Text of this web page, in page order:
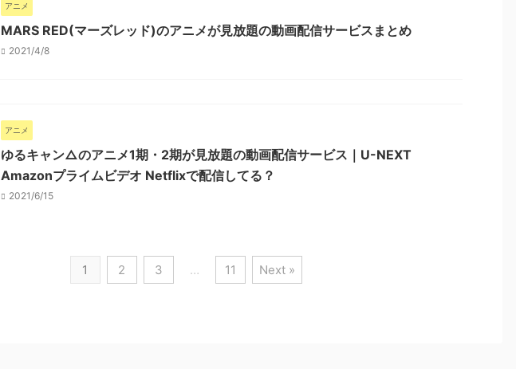
アニメ
MARS RED(マーズレッド)のアニメが見放題の動画配信サービスまとめ
2021/4/8
アニメ
ゆるキャン△のアニメ1期・2期が見放題の動画配信サービス｜U-NEXT
Amazonプライムビデオ Netflixで配信してる？
2021/6/15
1 2 3 … 11 Next »